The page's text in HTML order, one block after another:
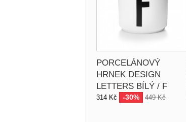
PORCELÁNOVÝ
HRNEK DESIGN
LETTERS BÍLÝ / F
314 Kč -30% 449 Kč